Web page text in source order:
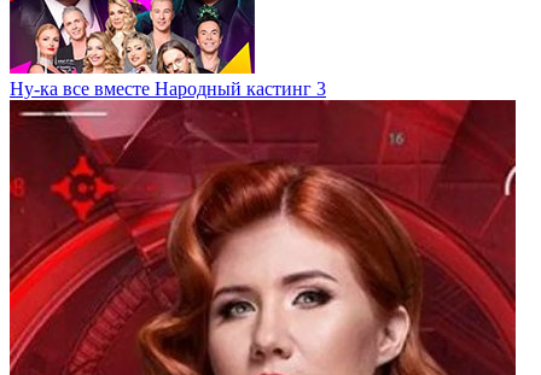
Ну-ка все вместе Народный кастинг 3